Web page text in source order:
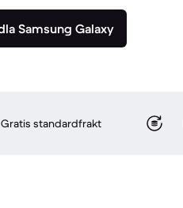
Samsung Galaxy
Gratis standardfrakt